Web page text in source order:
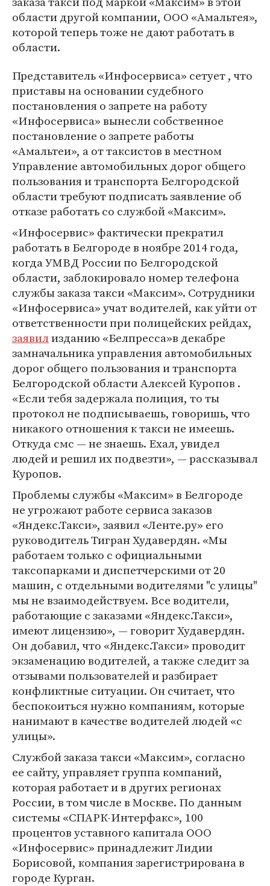
области другой компании, ООО «Амальтея»,
которой теперь тоже не дают работать в
области.
Представитель «Инфосервиса» сетует , что
приставы на основании судебного
постановления о запрете на работу
«Инфосервиса» вынесли собственное
постановление о запрете работы
«Амальтеи», а от таксистов в местном
Управление автомобильных дорог общего
пользования и транспорта Белгородской
области требуют подписать заявление об
отказе работать со службой «Максим».
«Инфосервис» фактически прекратил
работать в Белгороде в ноябре 2014 года,
когда УМВД России по Белгородской
области, заблокировало номер телефона
службы заказа такси «Максим». Сотрудники
«Инфосервиса» учат водителей, как уйти от
ответственности при полицейских рейдах,
заявилизданию «Белпресса»в декабре
замначальника управления автомобильных
дорог общего пользования и транспорта
Белгородской области Алексей Куропов .
«Если тебя задержала полиция, то ты
протокол не подписываешь, говоришь, что
никакого отношения к такси не имеешь.
Откуда смс — не знаешь. Ехал, увидел
людей и решил их подвезти», — рассказывал
Куропов.
Проблемы службы «Максим» в Белгороде
не угрожают работе сервиса заказов
«Яндекс.Такси», заявил «Ленте.ру» его
руководитель Тигран Худавердян. «Мы
работаем только с официальными
таксопарками и диспетчерскими от 20
машин, с отдельными водителями "с улицы"
мы не взаимодействуем. Все водители,
работающие с заказами «Яндекс.Такси»,
имеют лицензию», — говорит Худавердян.
Он добавил, что «Яндекс.Такси» проводит
экзаменацию водителей, а также следит за
отзывами пользователей и разбирает
конфликтные ситуации. Он считает, что
беспокоиться нужно компаниям, которые
нанимают в качестве водителей людей «с
улицы».
Службой заказа такси «Максим», согласно
ее сайту, управляет группа компаний,
которая работает и в других регионах
России, в том числе в Москве. По данным
системы «СПАРК-Интерфакс», 100
процентов уставного капитала ООО
«Инфосервис» принадлежит Лидии
Борисовой, компания зарегистрирована в
городе Курган.